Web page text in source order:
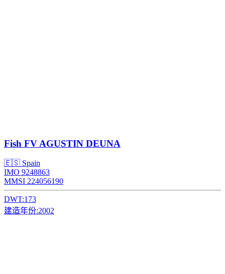
Fish FV AGUSTIN DEUNA
🇪🇸 Spain
IMO 9248863
MMSI 224056190
DWT:173
建造年份:2002